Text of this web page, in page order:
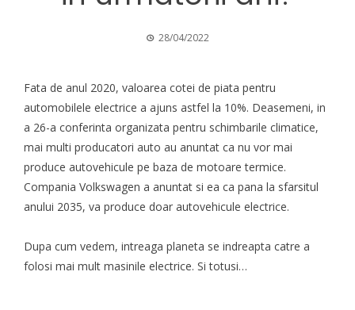
28/04/2022
Fata de anul 2020, valoarea cotei de piata pentru
automobilele electrice a ajuns astfel la 10%. Deasemeni, in
a 26-a conferinta organizata pentru schimbarile climatice,
mai multi producatori auto au anuntat ca nu vor mai
produce autovehicule pe baza de motoare termice.
Compania Volkswagen a anuntat si ea ca pana la sfarsitul
anului 2035, va produce doar autovehicule electrice.
Dupa cum vedem, intreaga planeta se indreapta catre a
folosi mai mult masinile electrice. Si totusi…